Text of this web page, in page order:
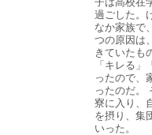
過ごした。
なか家族で
つの原因は
きていたも
「キレる
ったので、
ったのだ。
寮に入り、
を摂り、集
いった。